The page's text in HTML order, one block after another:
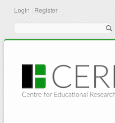
Login | Register